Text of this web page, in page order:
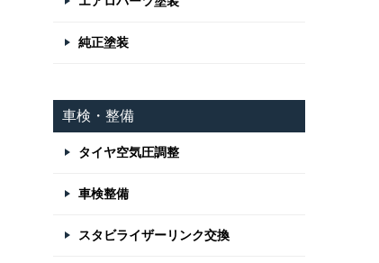
純正塗装
車検・整備
タイヤ空気圧調整
車検整備
スタビライザーリンク交換